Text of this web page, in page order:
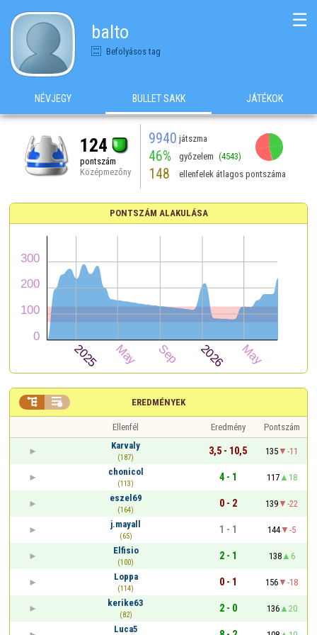
balto
Befolyásos tag
☰
NÉVJEGY BULLET SAKK JÁTÉKOK
124
pontszám
Középmezőny
9940 játszma
46% győzelem (4543)
148 ellenfelek átlagos pontszáma
PONTSZÁM ALAKULÁSA
EREDMÉNYEK
 
Ellenfél Eredmény
Pontszám
Karvaly
(187)
3,5 - 10,5 135
-11
chonicol
(113)
4 - 1 117
18
eszel69
(164)
0 - 2 139
-22
j.mayall
(65)
1 - 1 144
-5
Elfisio
(100)
2 - 1 138
6
Loppa
(114)
0 - 1 156
-18
kerike63
(82)
2 - 0 136
20
Luca5